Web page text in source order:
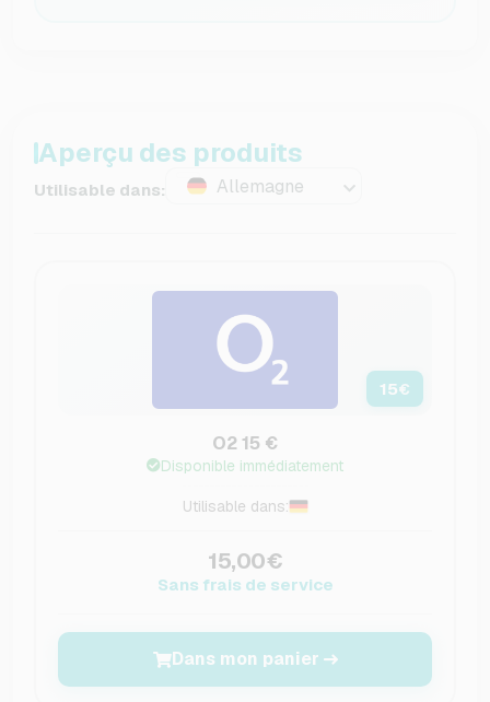
Aperçu des produits
Utilisable dans: Allemagne
15€
O2 15 €
Disponible immédiatement
Utilisable dans:
15,00€
Sans frais de service
Dans mon panier